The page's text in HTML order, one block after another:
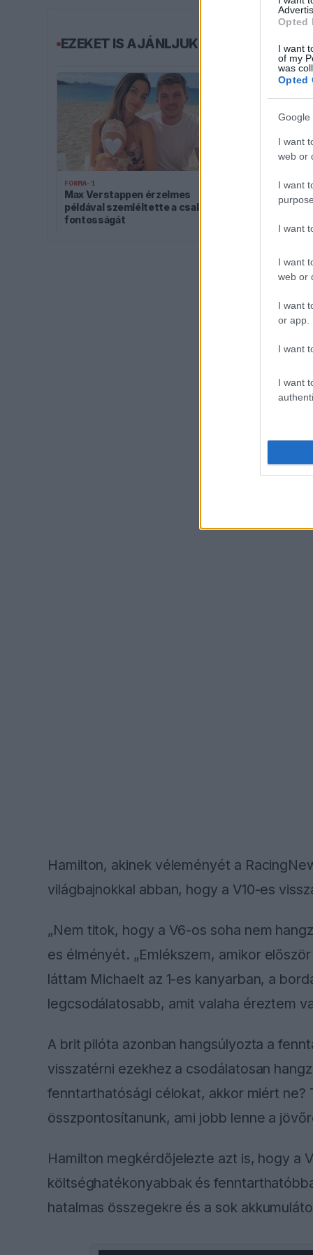
Opted
I want
of my
was
Opted
Google
I want
web or
I want
I want
I want
web or
I want
or app.
I want
I want
EZEKET IS AJÁNLJUK
FORMA-1
Max Verstappen érzelmes
példával szemléltette a család
fontosságát
Súlyos
Ferrari
Hamilton, akinek véleményét a
világbajnokkal abban, hogy a V10-es
„Nem titok, hogy a V6-os soha nem
es élményét. „Emlékszem, amikor
láttam Michaelt az 1-es kanyarban, a
legcsodálatosabb, amit valaha éreztem
A brit pilóta azonban hangsúlyozta a
visszatérni ezekhez a csodálatosan
fenntarthatósági célokat, akkor miért
összpontosítanunk, ami jobb lenne a
Hamilton megkérdőjelezte azt is, hogy a
költséghatékonyabbak és
hatalmas összegekre és a sok